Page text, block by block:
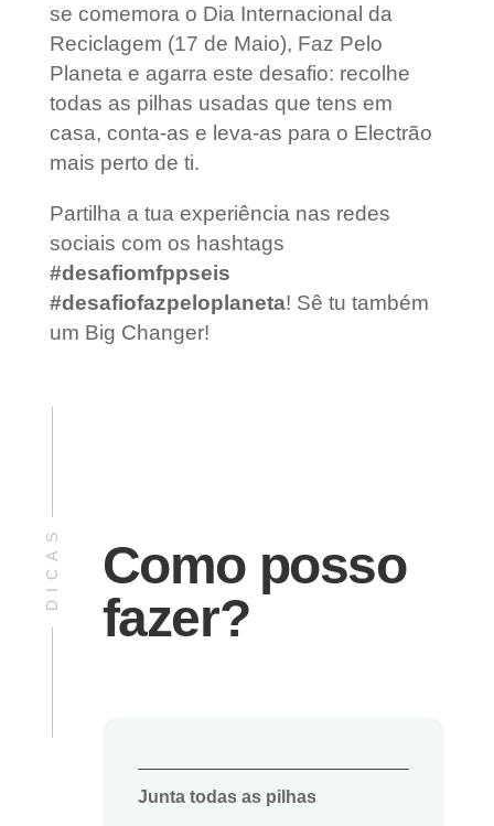
se comemora o Dia Internacional da
Reciclagem (17 de Maio), Faz Pelo
Planeta e agarra este desafio: recolhe
todas as pilhas usadas que tens em
casa, conta-as e leva-as para o Electrão
mais perto de ti.
Partilha a tua experiência nas redes
sociais com os hashtags
#desafiomfppseis
#desafiofazpeloplaneta! Sê tu também
um Big Changer!
DICAS
Como posso
fazer?
Junta todas as pilhas